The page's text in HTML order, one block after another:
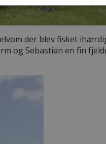
der blev fisket
og Sebastian en fin